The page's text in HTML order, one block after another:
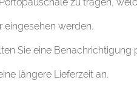
eingesehen werden.
Sie eine Benachrichtigung
längere Lieferzeit an.